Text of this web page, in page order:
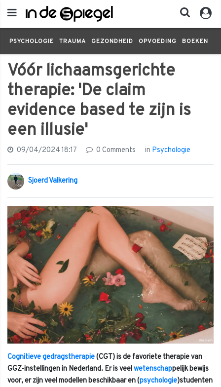
PSYCHOLOGIE TRAUMA GEZONDHEID OPVOEDING BOEKEN
Vóór lichaamsgerichte
therapie: 'De claim
evidence based te zijn is
een illusie'
09/04/2024 18:17 0 Comments in Psychologie
Sjoerd Valkering
Cognitieve gedragstherapie(CGT) is de favoriete therapie van
GGZ-instellingen in Nederland. Er is veelwetenschappelijk bewijs
voor, er zijn veel modellen beschikbaar en (psychologie)studenten